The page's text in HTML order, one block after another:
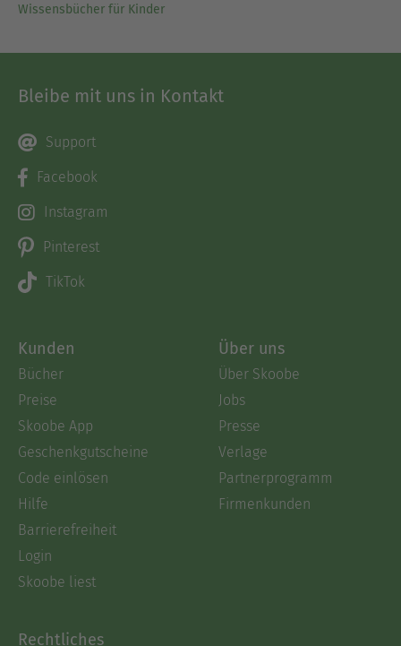
Wissensbücher für Kinder
Bleibe mit uns in Kontakt
Support
Facebook
Instagram
Pinterest
TikTok
Kunden
Bücher
Preise
Skoobe App
Geschenkgutscheine
Code einlösen
Hilfe
Barrierefreiheit
Login
Skoobe liest
Über uns
Über Skoobe
Jobs
Presse
Verlage
Partnerprogramm
Firmenkunden
Rechtliches